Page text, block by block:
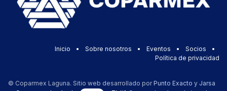
Inicio • Sobre nosotros • Eventos • Socios
•
Política de privacidad
© Coparmex Laguna. Sitio web desarrollado por Punto Exacto y Jarsa